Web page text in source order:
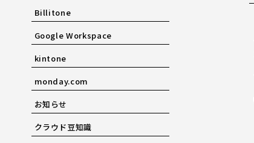
Billitone
Google Workspace
kintone
monday.com
お知らせ
クラウド豆知識